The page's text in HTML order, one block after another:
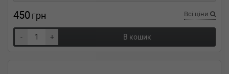
450 грн Всі ціни
- + В кошик